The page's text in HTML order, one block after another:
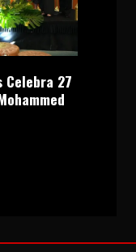
Celebra 27